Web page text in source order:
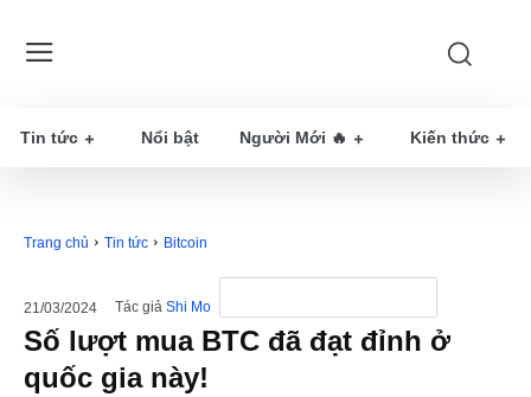
Tin tức Nổi bật Người Mới 🔥 Kiến thức
Trang chủ Tin tức Bitcoin
21/03/2024 Tác giả Shi Mo
Số lượt mua BTC đã đạt đỉnh ở
quốc gia này!